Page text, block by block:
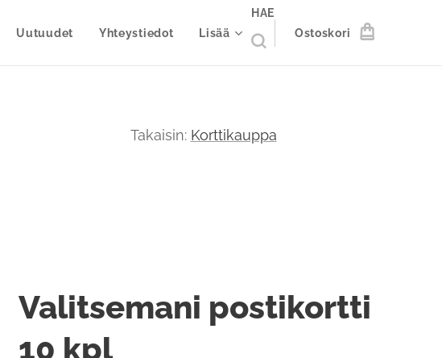
Uutuudet Yhteystiedot Lisää
HAE
Ostoskori
Takaisin: Korttikauppa
Valitsemani postikortti
10 kpl